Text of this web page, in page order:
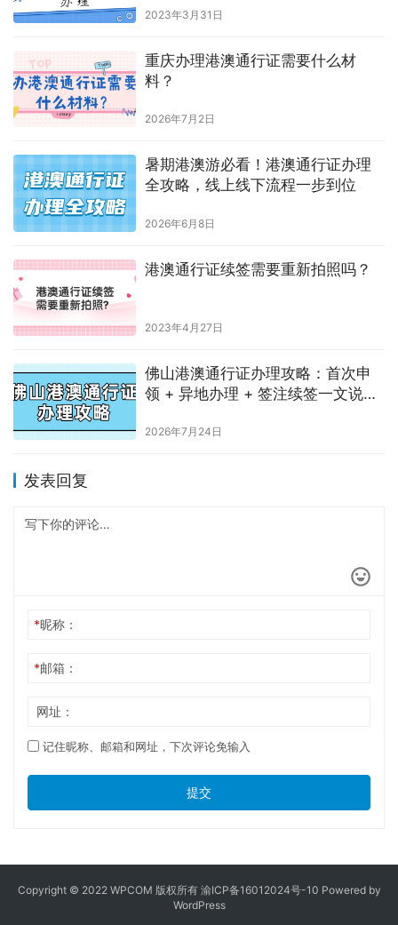
2023年3月31日
重庆办理港澳通行证需要什么材
料？
2026年7月2日
暑期港澳游必看！港澳通行证办理
全攻略，线上线下流程一步到位
2026年6月8日
港澳通行证续签需要重新拍照吗？
2023年4月27日
佛山港澳通行证办理攻略：首次申
领 + 异地办理 + 签注续签一文说
2026年7月24日
发表回复
*昵称：
*邮箱：
网址：
记住昵称、邮箱和网址，下次评论免输入
提交
Copyright © 2022 WPCOM 版权所有 渝ICP备16012024号-10 Powered by
WordPress